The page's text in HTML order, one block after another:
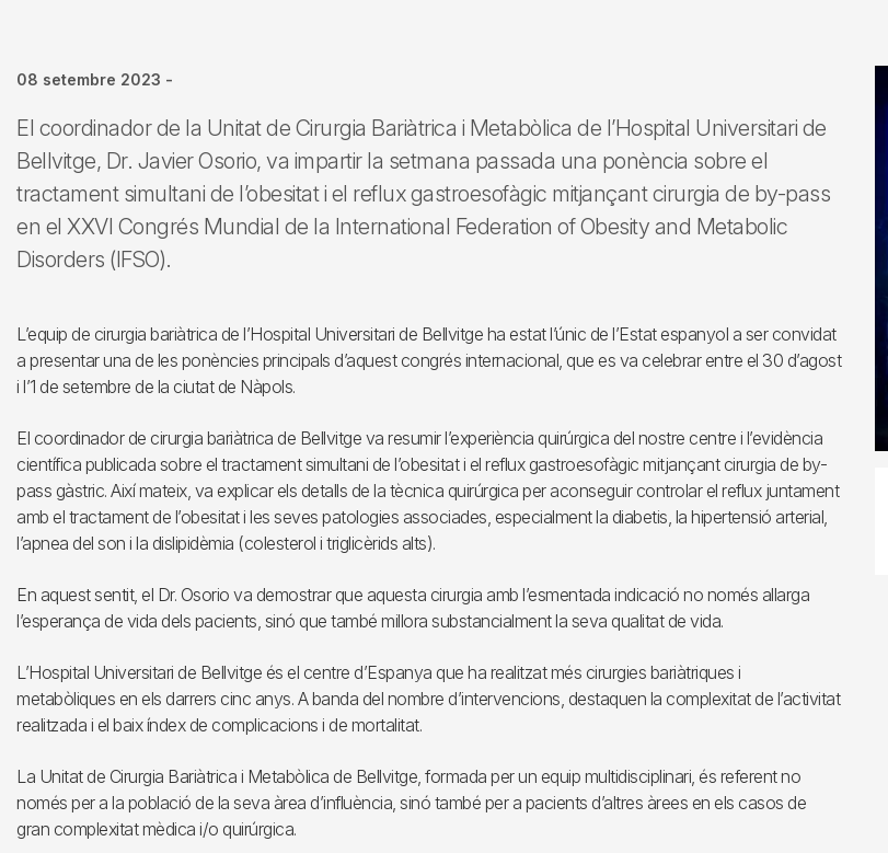
08 setembre 2023 -
El coordinador de la Unitat de Cirurgia Bariàtrica i Metabòlica de l’Hospital Universitari de
Bellvitge, Dr. Javier Osorio, va impartir la setmana passada una ponència sobre el
tractament simultani de l’obesitat i el reflux gastroesofàgic mitjançant cirurgia de by-pass
en el XXVI Congrés Mundial de la International Federation of Obesity and Metabolic
Disorders (IFSO).
L’equip de cirurgia bariàtrica de l’Hospital Universitari de Bellvitge ha estat l’únic de l’Estat espanyol a ser convidat
a presentar una de les ponències principals d’aquest congrés internacional, que es va celebrar entre el 30 d’agost
i l’1 de setembre de la ciutat de Nàpols.
El coordinador de cirurgia bariàtrica de Bellvitge va resumir l’experiència quirúrgica del nostre centre i l’evidència
científica publicada sobre el tractament simultani de l’obesitat i el reflux gastroesofàgic mitjançant cirurgia de by-
pass gàstric. Així mateix, va explicar els detalls de la tècnica quirúrgica per aconseguir controlar el reflux juntament
amb el tractament de l’obesitat i les seves patologies associades, especialment la diabetis, la hipertensió arterial,
l’apnea del son i la dislipidèmia (colesterol i triglicèrids alts).
En aquest sentit, el Dr. Osorio va demostrar que aquesta cirurgia amb l’esmentada indicació no només allarga
l’esperança de vida dels pacients, sinó que també millora substancialment la seva qualitat de vida.
L’Hospital Universitari de Bellvitge és el centre d’Espanya que ha realitzat més cirurgies bariàtriques i
metabòliques en els darrers cinc anys. A banda del nombre d’intervencions, destaquen la complexitat de l’activitat
realitzada i el baix índex de complicacions i de mortalitat.
La Unitat de Cirurgia Bariàtrica i Metabòlica de Bellvitge, formada per un equip multidisciplinari, és referent no
només per a la població de la seva àrea d’influència, sinó també per a pacients d’altres àrees en els casos de
gran complexitat mèdica i/o quirúrgica.